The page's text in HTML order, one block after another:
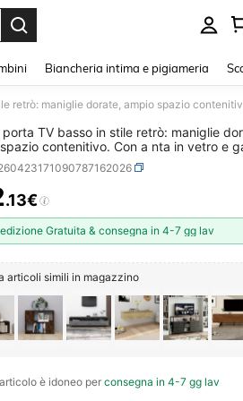
Biancheria intima e pigiameria
porta TV basso in stile retrò: maniglie
contenitivo. Con a nta in vetro e
AND
.13€
Gratuita & consegna in 4-7 gg lav
articoli simili in magazzino
è idoneo per consegna in 4-7 gg lav